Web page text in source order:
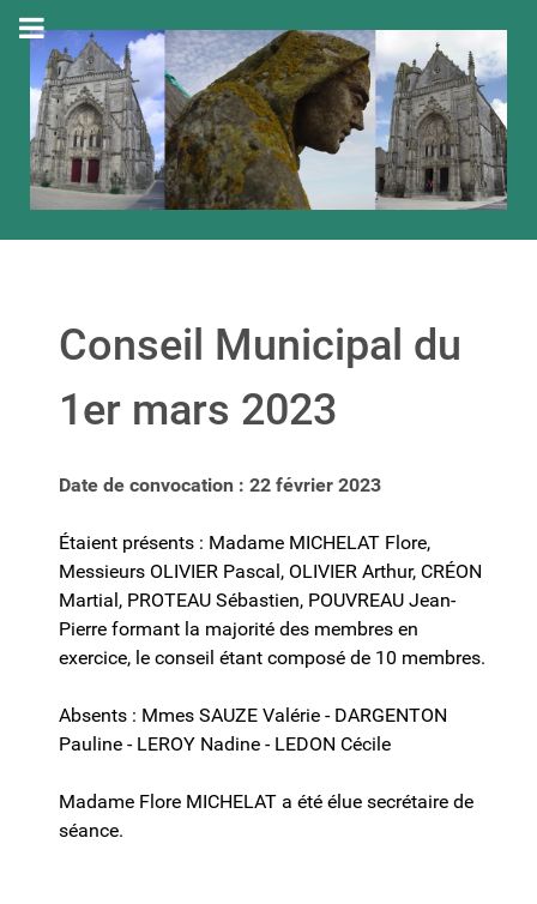
Conseil Municipal du
1er mars 2023
Date de convocation : 22 février 2023
Étaient présents : Madame MICHELAT Flore,
Messieurs OLIVIER Pascal, OLIVIER Arthur, CRÉON
Martial, PROTEAU Sébastien, POUVREAU Jean-
Pierre formant la majorité des membres en
exercice, le conseil étant composé de 10 membres.
Absents : Mmes SAUZE Valérie - DARGENTON
Pauline - LEROY Nadine - LEDON Cécile
Madame Flore MICHELAT a été élue secrétaire de
séance.